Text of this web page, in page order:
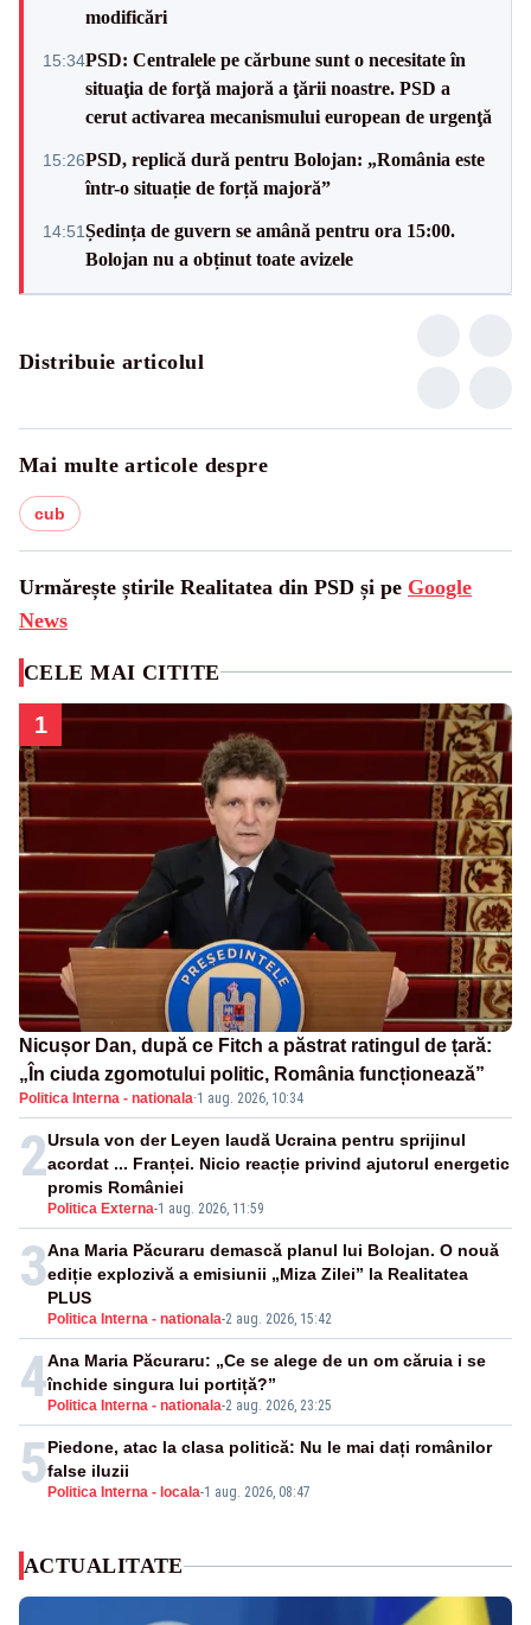
modificări
15:34PSD: Centralele pe cărbune sunt o necesitate în
situaţia de forţă majoră a ţării noastre. PSD a
cerut activarea mecanismului european de urgenţă
15:26PSD, replică dură pentru Bolojan: „România este
într-o situație de forță majoră”
14:51Ședința de guvern se amână pentru ora 15:00.
Bolojan nu a obținut toate avizele
Distribuie articolul
Mai multe articole despre
cub
Urmărește știrile Realitatea din PSD și pe Google
News
CELE MAI CITITE
1
Nicușor Dan, după ce Fitch a păstrat ratingul de țară:
„În ciuda zgomotului politic, România funcționează”
Politica Interna - nationala·1 aug. 2026, 10:34
2
Politica Externa-1 aug. 2026, 11:59
Ursula von der Leyen laudă Ucraina pentru sprijinul
acordat ... Franței. Nicio reacție privind ajutorul energetic
promis României
3
Politica Interna - nationala-2 aug. 2026, 15:42
Ana Maria Păcuraru demască planul lui Bolojan. O nouă
ediție explozivă a emisiunii „Miza Zilei” la Realitatea
PLUS
4 Politica Interna - nationala-2 aug. 2026, 23:25
Ana Maria Păcuraru: „Ce se alege de un om căruia i se
închide singura lui portiță?”
5 Politica Interna - locala-1 aug. 2026, 08:47
Piedone, atac la clasa politică: Nu le mai dați românilor
false iluzii
ACTUALITATE